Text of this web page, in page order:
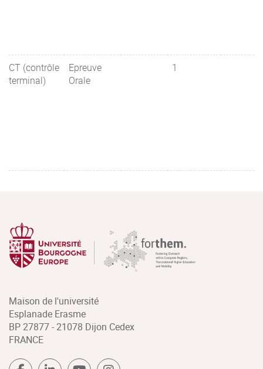
CT (contrôle
terminal)
Epreuve
Orale
1
Maison de l'université
Esplanade Erasme
BP 27877 - 21078 Dijon Cedex
FRANCE